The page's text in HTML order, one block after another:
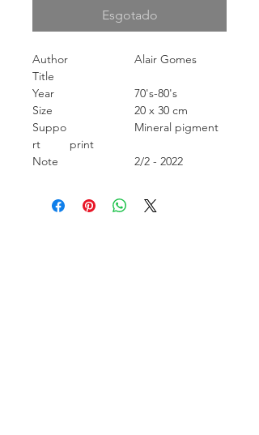
Esgotado
Author
Alair Gomes
Title
Year
70's-80's
Size
20 x 30 cm
Suppo
rt
Mineral pigment
print
Note
2/2 - 2022